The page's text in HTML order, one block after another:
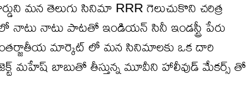
మన తెలుగు సినిమా RRR గెలుచుకొని చరిత్ర
నాటు నాటు పాటతో ఇండియన్ సినీ ఇండస్ట్రీ పేరు
మార్కెట్ లో మన సినిమాలకు ఒక దారి
మహేష్ బాబుతో తీస్తున్న మూవీని హాలీవుడ్ మేకర్స్ తో